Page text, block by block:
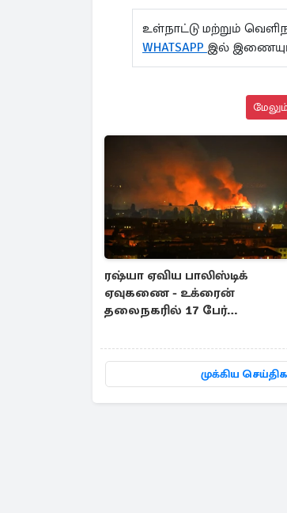
உள்நாட்டு மற்றும்
WHATSAPP இல்
ரஷ்யா ஏவிய பாலிஸ்டிக்
ஏவுகணை - உக்ரைன்
தலைநகரில் 17 பேர்
முக்கிய